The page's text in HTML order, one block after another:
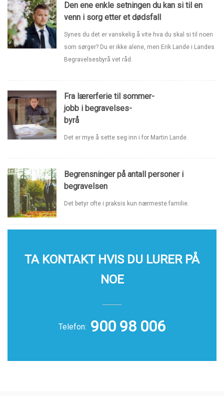
Den ene enkle setningen du kan si til en
venn i sorg etter et dødsfall
Synes du det er vanskelig å vite hva du skal si til noen
som sørger? Du er ikke alene, men Erik Lande i Landes
Begravelsesbyrå vet råd.
Fra lærerferie til sommer-
jobb i begravelses-
byrå
Det er mye å sette seg inn i for Martin Lande.
Begrensninger på antall personer i
begravelsen
Det betyr ofte i praksis kun nærmeste familie.
TA KONTAKT HVIS DU LURER PÅ
NOE
Telefon: 900 98 006